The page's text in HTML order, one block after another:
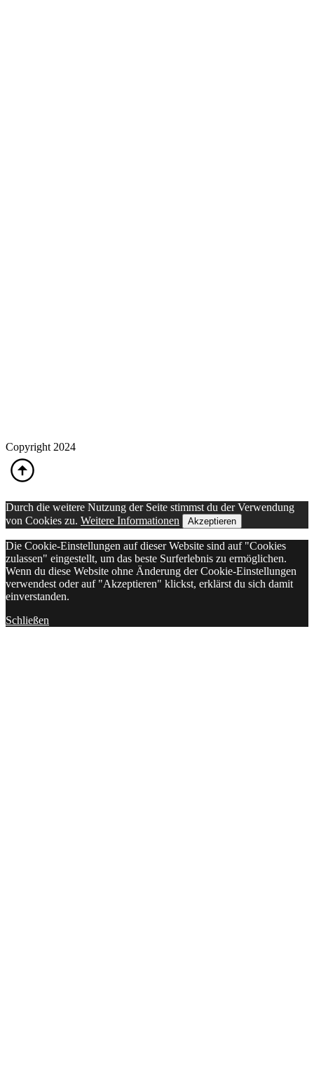
Copyright 2024
Durch die weitere Nutzung der Seite stimmst du der Verwendung
von Cookies zu. Weitere Informationen Akzeptieren
Die Cookie-Einstellungen auf dieser Website sind auf "Cookies
zulassen" eingestellt, um das beste Surferlebnis zu ermöglichen.
Wenn du diese Website ohne Änderung der Cookie-Einstellungen
verwendest oder auf "Akzeptieren" klickst, erklärst du sich damit
einverstanden.
Schließen